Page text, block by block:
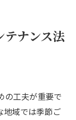
ナンス法
の工夫が重要で
地域では季節ご